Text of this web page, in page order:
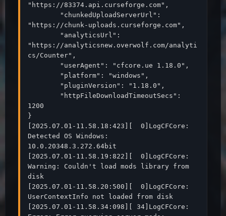
"https://83374.api.curseforge.com",
"https://chunk-uploads.curseforge.com",
"https://analyticsnew.overwolf.com/analyti
cs/Counter",
1200
}
[2025.07.01-11.58.18:423][  0]LogCFCore:
Detected OS Windows:
10.0.20348.3.272.64bit
[2025.07.01-11.58.19:822][  0]LogCFCore:
Warning: Couldn't load mods library from
disk
[2025.07.01-11.58.20:500][  0]LogCFCore:
UserContextInfo not loaded from disk
[2025.07.01-11.58.34:098][ 34]LogCFCore: